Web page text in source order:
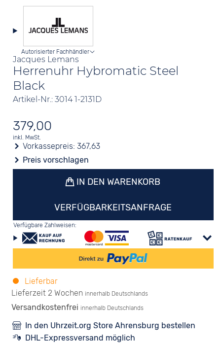
Jacques Lemans
Herrenuhr Hybromatic Steel
Black
Artikel-Nr.: 3014 1-2131D
Autorisierter Fachhändler
379,00
inkl. MwSt.
Vorkassepreis:367,63
Preis vorschlagen
IN DEN WARENKORB
VERFÜGBARKEITSANFRAGE
Verfügbare Zahlweisen:
Lieferbar
Lieferzeit 2 Wochen innerhalb Deutschlands
Versandkostenfrei innerhalb Deutschlands
In den Uhrzeit.org Store Ahrensburg bestellen
DHL-Expressversand möglich